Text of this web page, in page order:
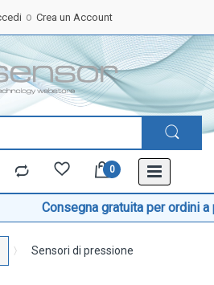
Crea un Account
Consegna gratuita per ordini a
Sensori di pressione